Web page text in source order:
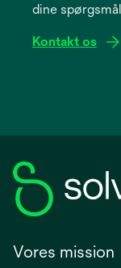
dine
Kontakt os
Vores mission